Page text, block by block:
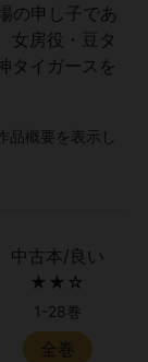
の申し子であ
女房役・豆タ
タイガースを
品概要を表示し
中古本/良い
★★☆
1-28巻
全巻